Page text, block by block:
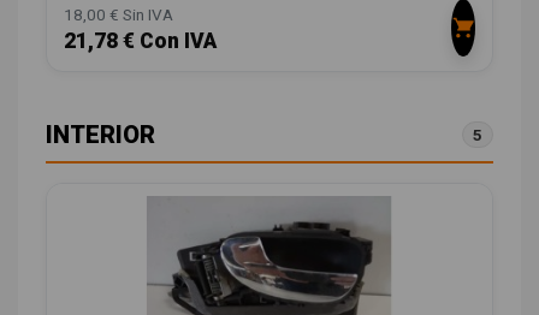
18,00 € Sin IVA
21,78 € Con IVA
INTERIOR 5